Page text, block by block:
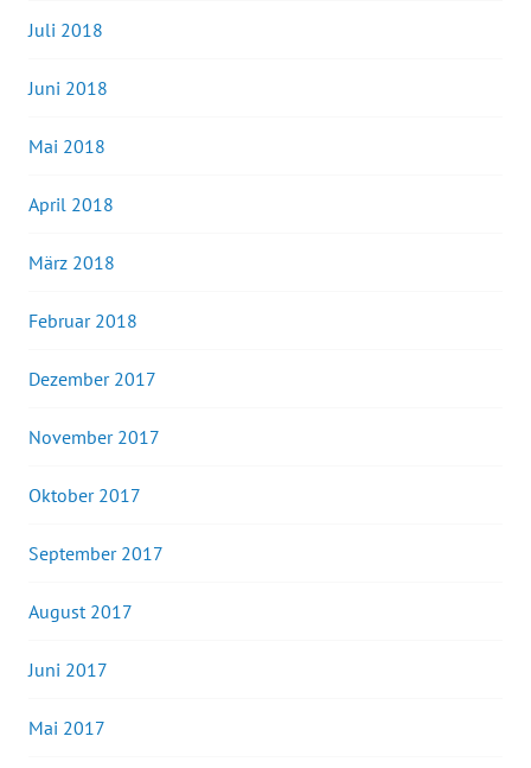
Juli 2018
Juni 2018
Mai 2018
April 2018
März 2018
Februar 2018
Dezember 2017
November 2017
Oktober 2017
September 2017
August 2017
Juni 2017
Mai 2017